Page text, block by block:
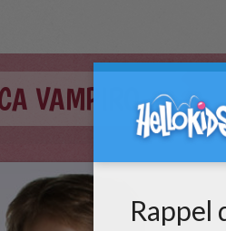
VAMPIRO